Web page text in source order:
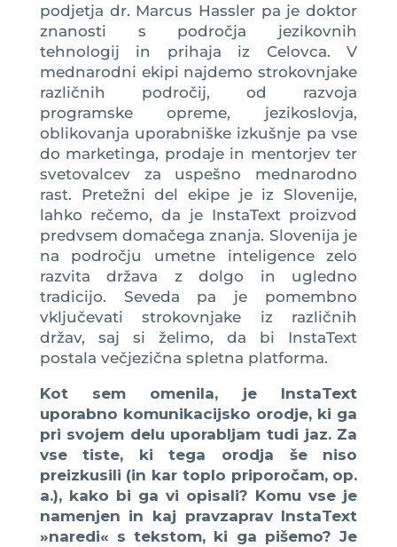
podjetja dr. Marcus Hassler pa je doktor
znanosti s področja jezikovnih
tehnologij in prihaja iz Celovca. V
mednarodni ekipi najdemo strokovnjake
različnih področij, od razvoja
programske opreme, jezikoslovja,
oblikovanja uporabniške izkušnje pa vse
do marketinga, prodaje in mentorjev ter
svetovalcev za uspešno mednarodno
rast. Pretežni del ekipe je iz Slovenije,
lahko rečemo, da je InstaText proizvod
predvsem domačega znanja. Slovenija je
na področju umetne inteligence zelo
razvita država z dolgo in ugledno
tradicijo. Seveda pa je pomembno
vključevati strokovnjake iz različnih
držav, saj si želimo, da bi InstaText
postala večjezična spletna platforma.
Kot sem omenila, je InstaText
uporabno komunikacijsko orodje, ki ga
pri svojem delu uporabljam tudi jaz. Za
vse tiste, ki tega orodja še niso
preizkusili (in kar toplo priporočam, op.
a.), kako bi ga vi opisali? Komu vse je
namenjen in kaj pravzaprav InstaText
»naredi« s tekstom, ki ga pišemo? Je